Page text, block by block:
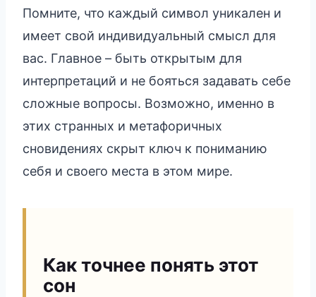
Помните, что каждый символ уникален и
имеет свой индивидуальный смысл для
вас. Главное – быть открытым для
интерпретаций и не бояться задавать себе
сложные вопросы. Возможно, именно в
этих странных и метафоричных
сновидениях скрыт ключ к пониманию
себя и своего места в этом мире.
Как точнее понять этот
сон